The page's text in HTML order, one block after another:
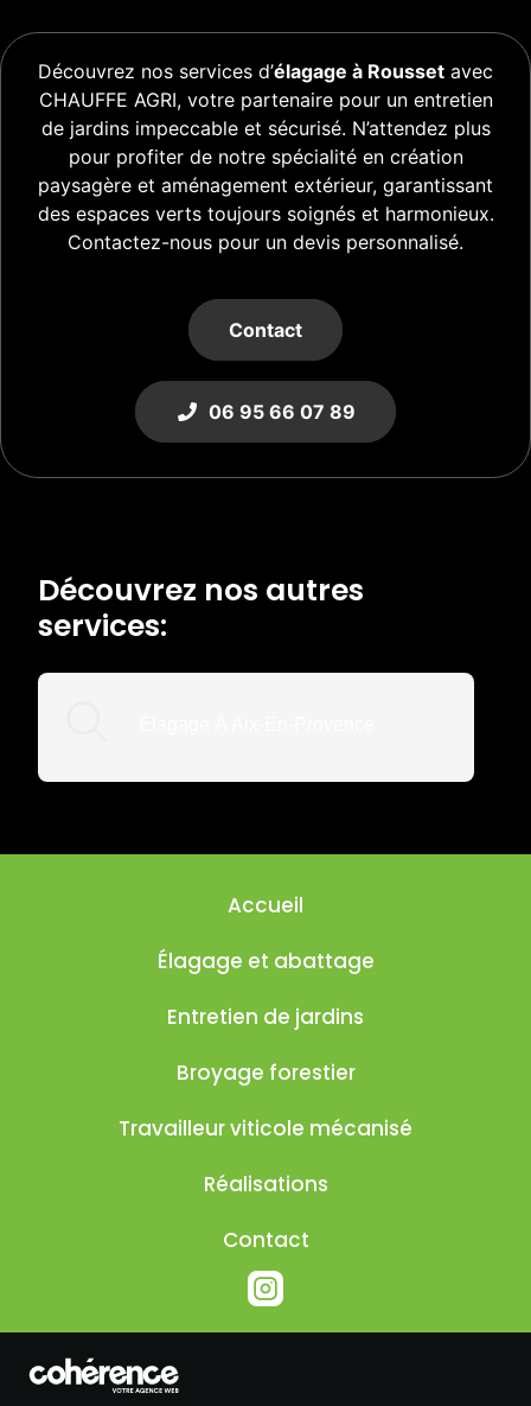
Découvrez nos services d’élagage à Rousset avec
CHAUFFE AGRI, votre partenaire pour un entretien
de jardins impeccable et sécurisé. N’attendez plus
pour profiter de notre spécialité en création
paysagère et aménagement extérieur, garantissant
des espaces verts toujours soignés et harmonieux.
Contactez-nous pour un devis personnalisé.
Contact
06 95 66 07 89
Découvrez nos autres
services:
Accueil
Élagage et abattage
Entretien de jardins
Broyage forestier
Travailleur viticole mécanisé
Réalisations
Contact